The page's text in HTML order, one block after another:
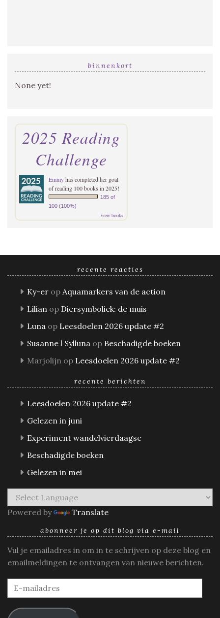
binnenkort
None yet!
2025 Reading
Challenge
Emmyhas completed her goal
of reading 100 books in 2025!
185 of
100 (100%)
view books
recente reacties
Ky-er op Aquamarkers van de action
Lilian op Diersymboliek: de muis
Luna op Leesdoelen 2026 update #2
Susanne l Sylluna op Beschadigde boeken
Marjolijn op Leesdoelen 2026 update #2
recente berichten
Leesdoelen 2026 update #2
Gelezen in juni
Experiment wandelvierdaagse
Beschadigde boeken
Gelezen in mei
Powered by Translate
abonneer je op dit blog via e-mail
Vul je emailadres in om in te schrijven op deze blog en
emailmeldingen te ontvangen van nieuwe berichten.
E-
mailadres